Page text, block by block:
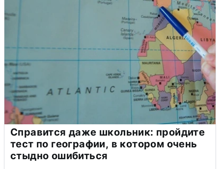
Справится даже школьник: пройдите
тест по географии, в котором очень
стыдно ошибиться